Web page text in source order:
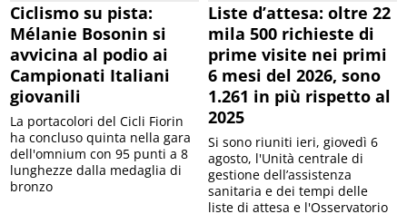
Ciclismo su pista:
Mélanie Bosonin si
avvicina al podio ai
Campionati Italiani
giovanili
La portacolori del Cicli Fiorin
ha concluso quinta nella gara
dell'omnium con 95 punti a 8
lunghezze dalla medaglia di
bronzo
Liste d’attesa: oltre 22
mila 500 richieste di
prime visite nei primi
6 mesi del 2026, sono
1.261 in più rispetto al
2025
Si sono riuniti ieri, giovedì 6
agosto, l'Unità centrale di
gestione dell’assistenza
sanitaria e dei tempi delle
liste di attesa e l'Osservatorio